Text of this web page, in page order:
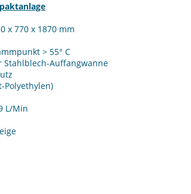
x 770 x 1870 mm
> 55° C
Auffangwanne
Polyethylen)
L/Min